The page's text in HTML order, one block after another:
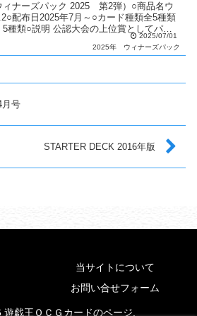
ィナーズパック 2025 第2弾）○商品名ウ
配布日2025年7月～○カード種類全5種類
種類○説明 公認大会の上位賞としてパッ
2025/07/01
2025年
ウィナーズパック
月号
STARTER DECK 2016年版
当サイトについて
お問い合せフォーム
戯王ＯＣＧカードのページ.